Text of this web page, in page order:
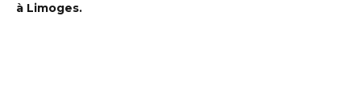
à Limoges.